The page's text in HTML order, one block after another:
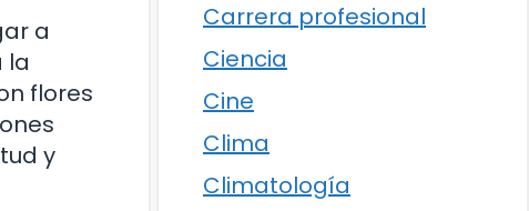
a
la
flores
y
Carrera profesional
Ciencia
Cine
Clima
Climatología